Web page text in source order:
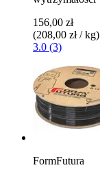
156,00 zł
(208,00 zł / kg)
3.0 (3)
FormFutura